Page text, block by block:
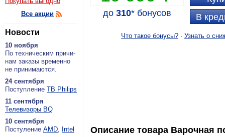
Все акции
Новости
10 ноября
По тех­ни­че­ским при­чи­
нам за­ка­зы вре­мен­но
не при­ни­ма­ют­ся.
24 сентября
По­ступ­ле­ние ТВ Philips
11 сентября
Теле­ви­зо­ры BQ
10 сентября
По­сту­ле­ние AMD, Intel
В
до 310*бонусов
Что такое бонусы? · Узнать о
Описание товара Варочная